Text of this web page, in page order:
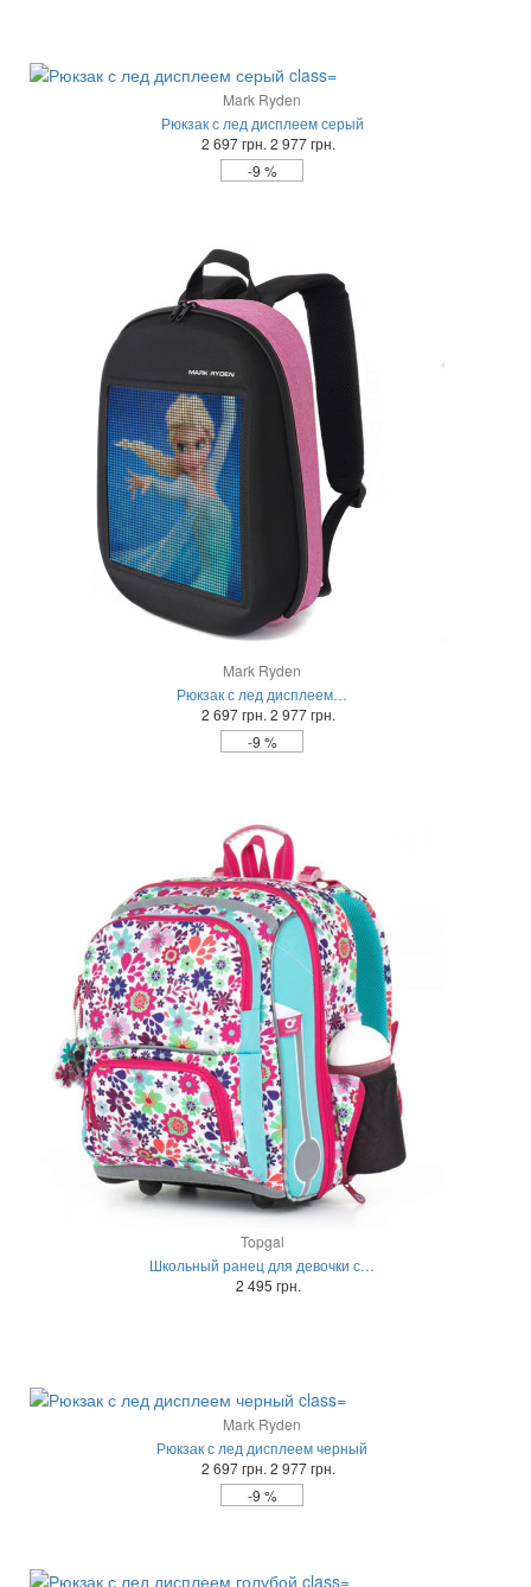
Mark Ryden
Рюкзак с лед дисплеем серый
2 697 грн. 2 977 грн.
-9 %
Mark Ryden
Рюкзак с лед дисплеем…
2 697 грн. 2 977 грн.
-9 %
Topgal
Школьный ранец для девочки с…
2 495 грн.
Mark Ryden
Рюкзак с лед дисплеем черный
2 697 грн. 2 977 грн.
-9 %